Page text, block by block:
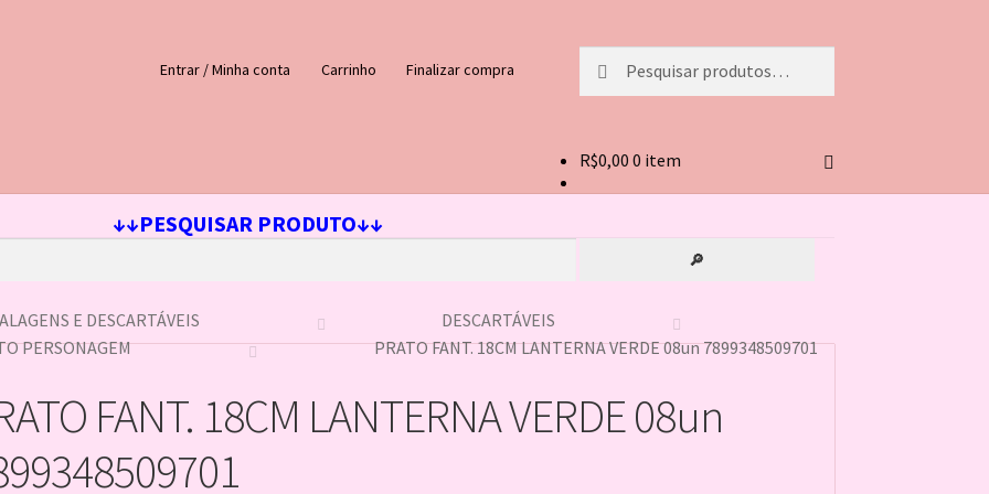
Entrar / Minha conta Carrinho Finalizar compra
por:
R$0,00 0 item
↓↓PESQUISAR PRODUTO↓↓
🔎
E DESCARTÁVEIS
DESCARTÁVEIS
PERSONAGEM PRATO FANT. 18CM LANTERNA VERDE 08un 7899348509701
FANT. 18CM LANTERNA VERDE 08un